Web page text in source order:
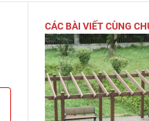
CÁC BÀI VIẾT CÙNG